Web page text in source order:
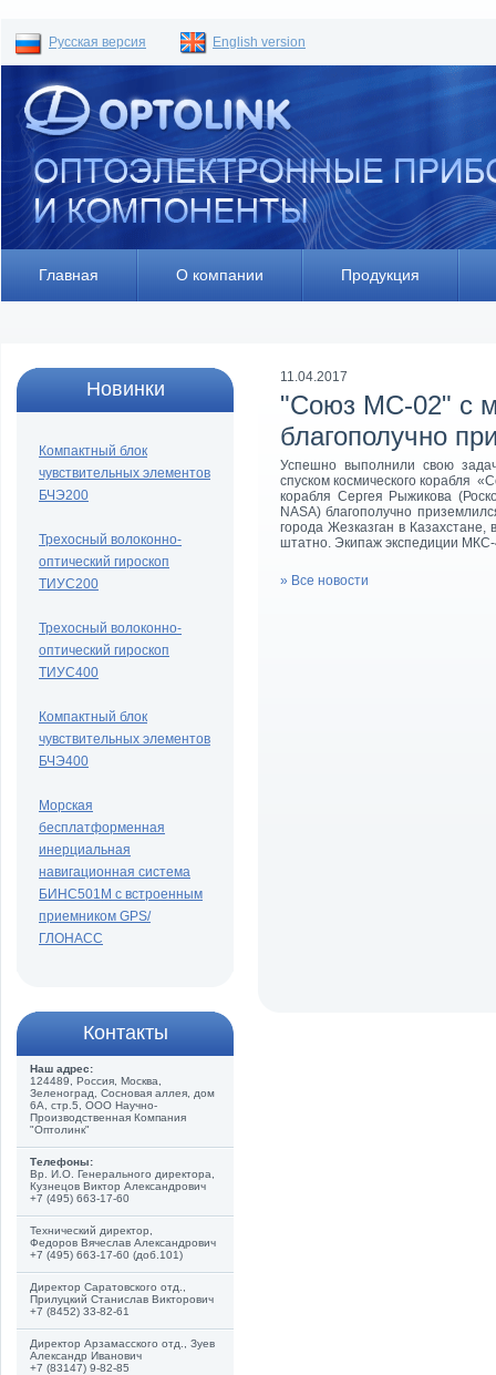
Русская версия English version
Главная О компании Продукция
Новинки
Компактный блок
чувствительных элементов
БЧЭ200
Трехосный волоконно-
оптический гироскоп
ТИУС200
Трехосный волоконно-
оптический гироскоп
ТИУС400
Компактный блок
чувствительных элементов
БЧЭ400
Морская
бесплатформенная
инерциальная
навигационная система
БИНС501М с встроенным
приемником GPS/
ГЛОНАСС
Контакты
Наш адрес:
124489, Россия, Москва,
Зеленоград, Сосновая аллея, дом
6А, стр.5, ООО Научно-
Производственная Компания
"Оптолинк"
Телефоны:
Вр. И.О. Генерального директора,
Кузнецов Виктор Александрович
+7 (495) 663-17-60
Технический директор,
Федоров Вячеслав Александрович
+7 (495) 663-17-60 (доб.101)
Директор Саратовского отд.,
Прилуцкий Станислав Викторович
+7 (8452) 33-82-61
Директор Арзамасского отд., Зуев
Александр Иванович
+7 (83147) 9-82-85
11.04.2017
"Союз МC-02" с
благополучно
Успешно выполнили свою
спуском космического корабля
корабля Сергея Рыжикова
NASA) благополучно
города Жезказган в
штатно. Экипаж экспедиции МКС-
» Все новости